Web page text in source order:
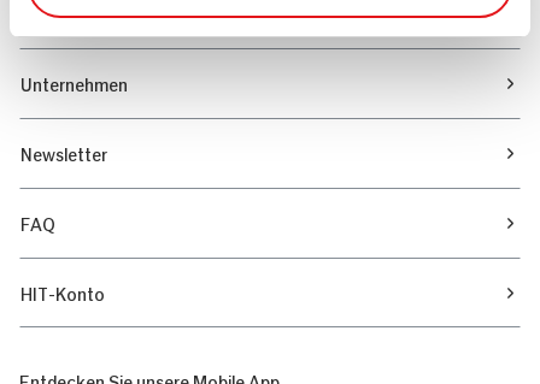
Verantwortung & Nachhaltigkeit
Unternehmen
Newsletter
FAQ
HIT-Konto